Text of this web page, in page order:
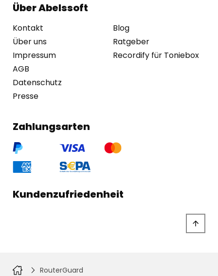
Über Abelssoft
Kontakt
Über uns
Impressum
AGB
Datenschutz
Presse
Blog
Ratgeber
Recordify für Toniebox
Zahlungsarten
Kundenzufriedenheit
RouterGuard